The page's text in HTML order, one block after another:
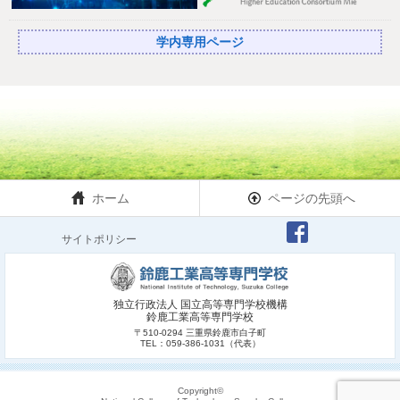
学内専用ページ
ホーム ページの先頭へ
サイトポリシー
独立行政法人 国立高等専門学校機構
鈴鹿工業高等専門学校
〒510-0294 三重県鈴鹿市白子町
TEL：059-386-1031（代表）
Copyright©